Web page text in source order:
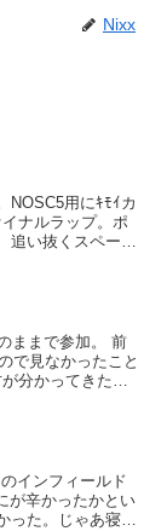
Nixx
NOSC5用にｷﾓｲカ
い抜くスペース
ままで参加。 前
で見なかったこと
インフィールド
った。じゃあ寝れ